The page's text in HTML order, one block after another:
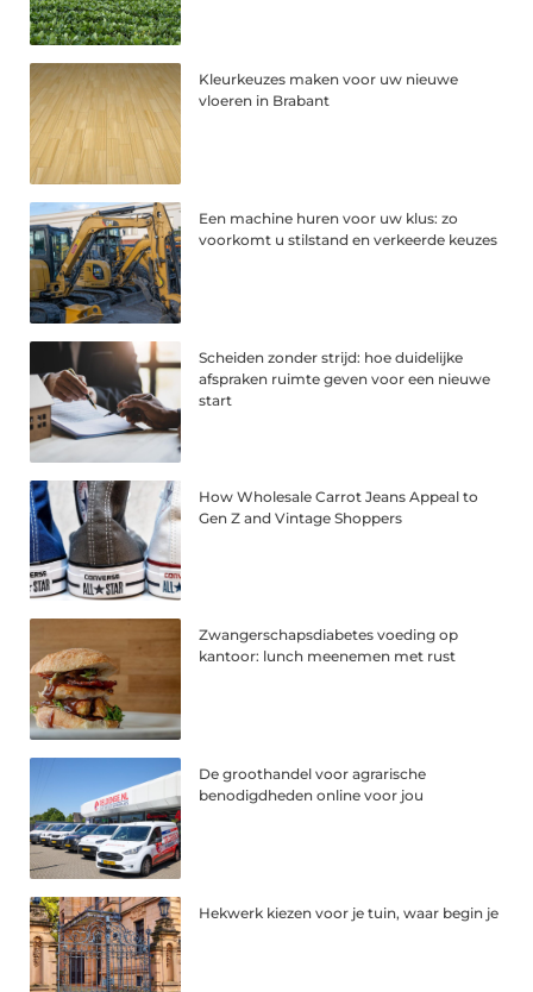
Kleurkeuzes maken voor uw nieuwe
vloeren in Brabant
Een machine huren voor uw klus: zo
voorkomt u stilstand en verkeerde keuzes
Scheiden zonder strijd: hoe duidelijke
afspraken ruimte geven voor een nieuwe
start
How Wholesale Carrot Jeans Appeal to
Gen Z and Vintage Shoppers
Zwangerschapsdiabetes voeding op
kantoor: lunch meenemen met rust
De groothandel voor agrarische
benodigdheden online voor jou
Hekwerk kiezen voor je tuin, waar begin je